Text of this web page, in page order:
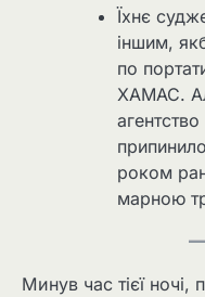
Їхнє
іншим,
по
ХАМАС.
роком
марною
Минув час тієї